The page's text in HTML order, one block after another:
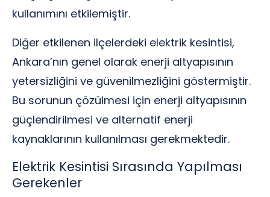
kullanımını etkilemiştir.
Diğer etkilenen ilçelerdeki elektrik kesintisi,
Ankara’nın genel olarak enerji altyapısının
yetersizliğini ve güvenilmezliğini göstermiştir.
Bu sorunun çözülmesi için enerji altyapısının
güçlendirilmesi ve alternatif enerji
kaynaklarının kullanılması gerekmektedir.
Elektrik Kesintisi Sırasında Yapılması
Gerekenler